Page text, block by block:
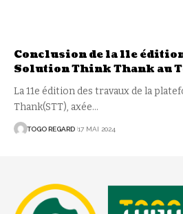
Conclusion de la 11e
Solution Think Thank au
La 11e édition des travaux de la
Thank(STT), axée…
TOGO REGARD 17 MAI 2024